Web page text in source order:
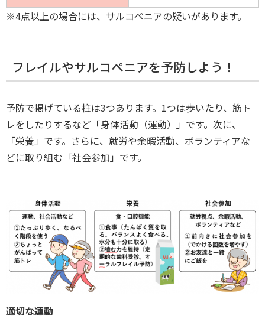
※4点以上の場合には、サルコペニアの疑いがあります。
フレイルやサルコペニアを予防しよう！
予防で掲げている柱は3つあります。1つは歩いたり、筋ト
レをしたりするなど「身体活動（運動）」です。次に、
「栄養」です。さらに、就労や余暇活動、ボランティアな
どに取り組む「社会参加」です。
適切な運動